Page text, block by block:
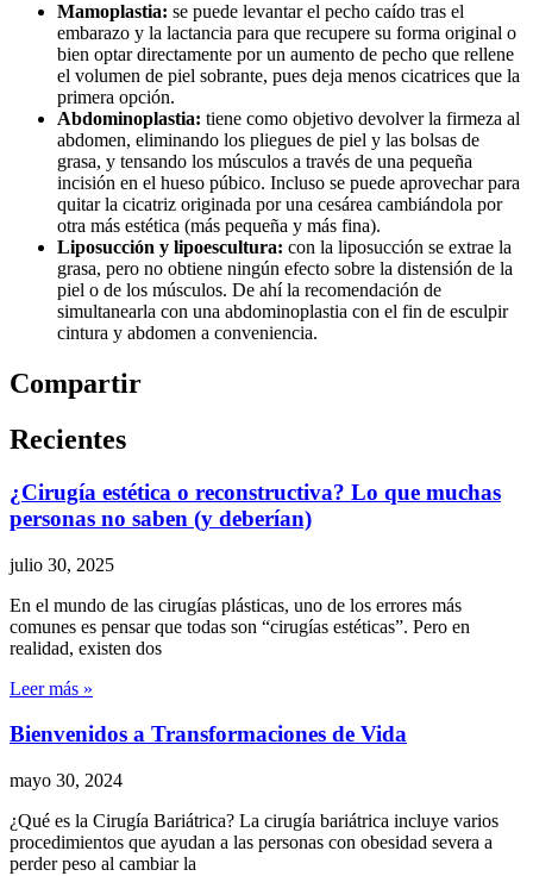
Mamoplastia: se puede levantar el pecho caído tras el
embarazo y la lactancia para que recupere su forma original o
bien optar directamente por un aumento de pecho que rellene
el volumen de piel sobrante, pues deja menos cicatrices que la
primera opción.
Abdominoplastia: tiene como objetivo devolver la firmeza al
abdomen, eliminando los pliegues de piel y las bolsas de
grasa, y tensando los músculos a través de una pequeña
incisión en el hueso púbico. Incluso se puede aprovechar para
quitar la cicatriz originada por una cesárea cambiándola por
otra más estética (más pequeña y más fina).
Liposucción y lipoescultura: con la liposucción se extrae la
grasa, pero no obtiene ningún efecto sobre la distensión de la
piel o de los músculos. De ahí la recomendación de
simultanearla con una abdominoplastia con el fin de esculpir
cintura y abdomen a conveniencia.
Compartir
Recientes
¿Cirugía estética o reconstructiva? Lo que muchas
personas no saben (y deberían)
julio 30, 2025
En el mundo de las cirugías plásticas, uno de los errores más
comunes es pensar que todas son “cirugías estéticas”. Pero en
realidad, existen dos
Leer más »
Bienvenidos a Transformaciones de Vida
mayo 30, 2024
¿Qué es la Cirugía Bariátrica? La cirugía bariátrica incluye varios
procedimientos que ayudan a las personas con obesidad severa a
perder peso al cambiar la